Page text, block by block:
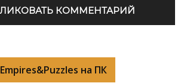
Empires&Puzzles на ПК